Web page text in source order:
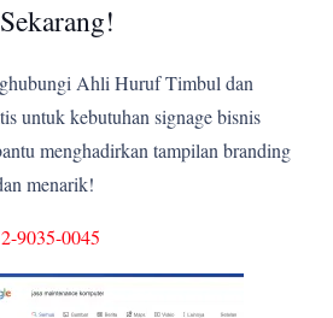
Ahli Huruf Timbul dan
untuk kebutuhan signage bisnis
menghadirkan tampilan branding
menarik!
9035-0045